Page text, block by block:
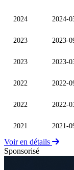
2024 2024-
2023 2023-
2023 2023-
2022 2022-
2022 2022-
2021 2021-
Voir en détails
Sponsorisé